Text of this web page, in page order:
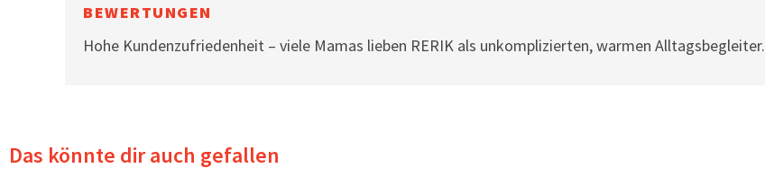
BEWERTUNGEN
Hohe Kundenzufriedenheit – viele Mamas lieben RERIK als unkomplizierten, warmen Alltagsbegleiter.
Das könnte dir auch gefallen